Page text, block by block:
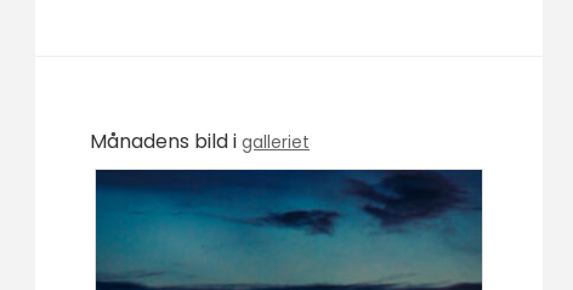
Månadens bild i galleriet